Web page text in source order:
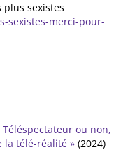
plus sexistes
sexistes-merci-pour-
Téléspectateur ou non,
la télé-réalité » (2024)